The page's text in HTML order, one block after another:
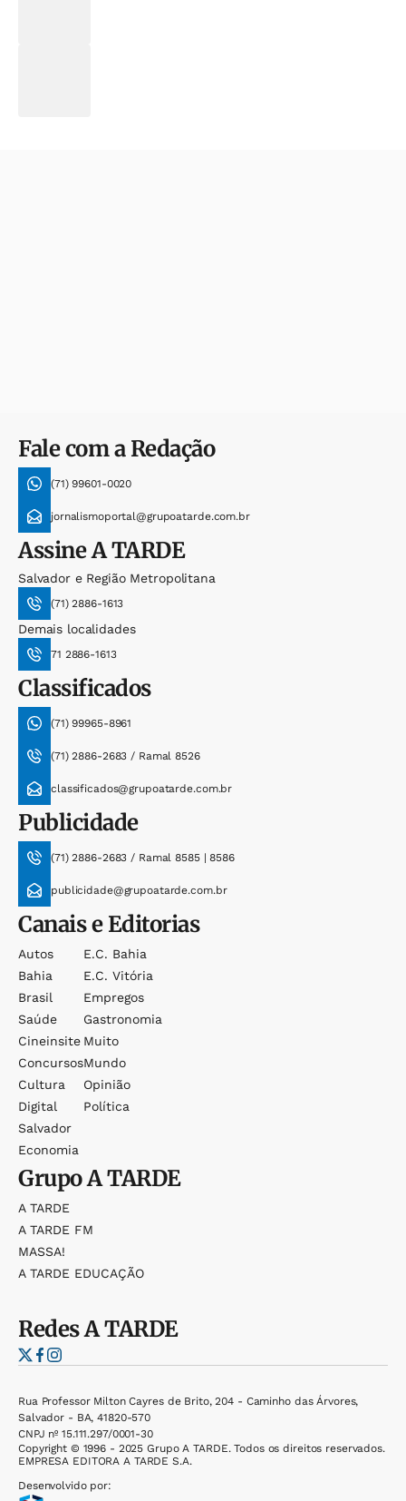
Fale com a Redação
(71) 99601-0020
jornalismoportal@grupoatarde.com.br
AssineA TARDE
Salvador e Região Metropolitana
(71) 2886-1613
Demais localidades
71 2886-1613
Classificados
(71) 99965-8961
(71) 2886-2683 / Ramal 8526
classificados@grupoatarde.com.br
Publicidade
(71) 2886-2683 / Ramal 8585 | 8586
publicidade@grupoatarde.com.br
Canais e Editorias
Autos
Bahia
Brasil
Saúde
Cineinsite
Concursos
Cultura
Digital
Salvador
Economia
E.c. Bahia
E.c. Vitória
Empregos
Gastronomia
Muito
Mundo
Opinião
Política
GrupoA TARDE
A TARDE
A TARDE FM
MASSA!
A TARDE EDUCAÇÃO
RedesA TARDE
Rua Professor Milton Cayres de Brito, 204 - Caminho das Árvores,
Salvador - BA, 41820-570
CNPJ nº 15.111.297/0001-30
Copyright © 1996 - 2025 Grupo A TARDE. Todos os direitos reservados.
EMPRESA EDITORA A TARDE S.A.
Desenvolvido por: